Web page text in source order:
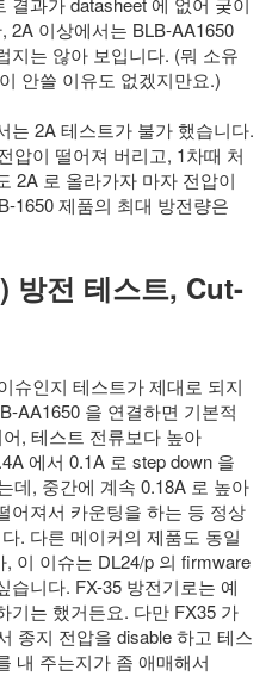
2A 이상에서는 BLB-AA1650
지는 않아 보입니다. (뭐 소유
안쓸 이유도 없겠지만요.)
는 2A 테스트가 불가 했습니다.
압이 떨어져 버리고, 1차때 처
2A 로 올라가자 마자 전압이
1650 제품의 최대 방전량은
방전 테스트, Cut-
슈인지 테스트가 제대로 되지
AA1650 을 연결하면 기본적
, 테스트 전류보다 높아
에서 0.1A 로 step down 을
데, 중간에 계속 0.18A 로 높아
어져서 카운팅을 하는 등 정상
. 다른 메이커의 제품도 동일
이 이슈는 DL24/p 의 firmware
습니다. FX-35 방전기로는 예
기는 했거든요. 다만 FX35 가
종지 전압을 disable 하고 테스
내 주는지가 좀 애매해서